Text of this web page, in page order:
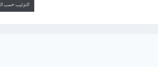
الترتيب حسب